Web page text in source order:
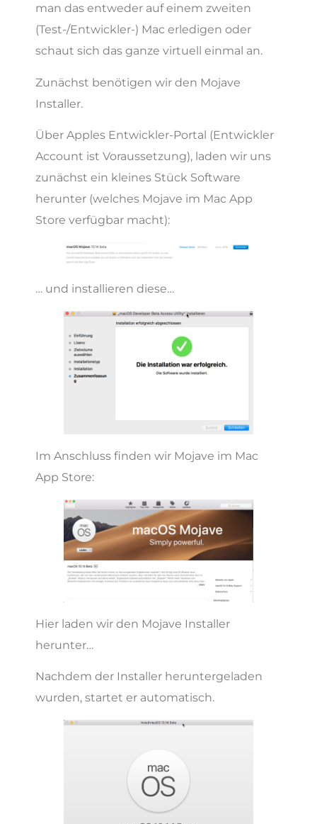
man das entweder auf einem zweiten
(Test-/Entwickler-) Mac erledigen oder
schaut sich das ganze virtuell einmal an.
Zunächst benötigen wir den Mojave
Installer.
Über Apples Entwickler-Portal (Entwickler
Account ist Voraussetzung), laden wir uns
zunächst ein kleines Stück Software
herunter (welches Mojave im Mac App
Store verfügbar macht):
… und installieren diese…
Im Anschluss finden wir Mojave im Mac
App Store:
Hier laden wir den Mojave Installer
herunter…
Nachdem der Installer heruntergeladen
wurden, startet er automatisch.